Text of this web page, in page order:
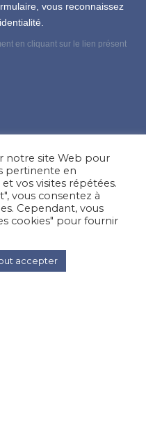
vous reconnaissez
en cliquant sur le lien présent
?
- Une création
notre site Web pour
pertinente en
vos visites répétées.
vous consentez à
Cependant, vous
cookies" pour fournir
accepter